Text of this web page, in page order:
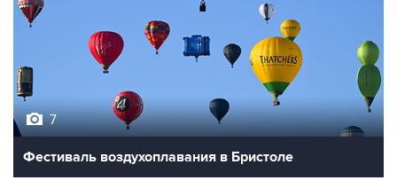
7
Фестиваль воздухоплавания в Бристоле